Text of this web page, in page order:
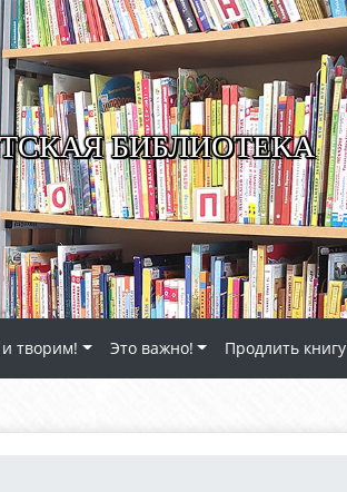
БИБЛИОТЕКА
творим! Это важно! Продлить книгу